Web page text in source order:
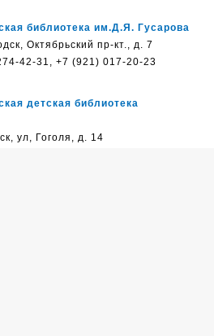
библиотека им.Д.Я. Гусарова
Октябрьский пр-кт., д. 7
42-31, +7 (921) 017-20-23
детская библиотека
ул, Гоголя, д. 14